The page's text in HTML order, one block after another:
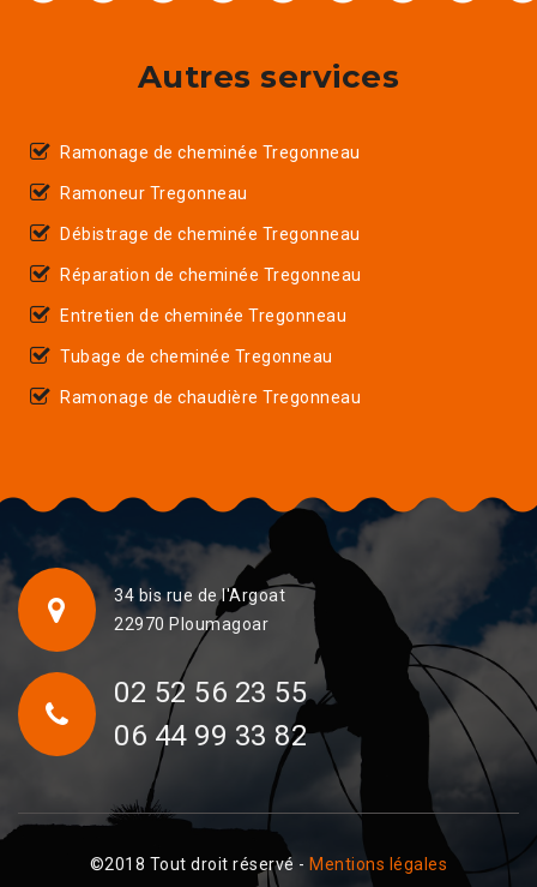
Autres services
Ramonage de cheminée Tregonneau
Ramoneur Tregonneau
Débistrage de cheminée Tregonneau
Réparation de cheminée Tregonneau
Entretien de cheminée Tregonneau
Tubage de cheminée Tregonneau
Ramonage de chaudière Tregonneau
34 bis rue de l'Argoat
22970 Ploumagoar
02 52 56 23 55
06 44 99 33 82
©2018 Tout droit réservé - Mentions légales